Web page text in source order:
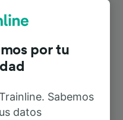
desde
Brixen
31min
por tu
Sabemos
datos